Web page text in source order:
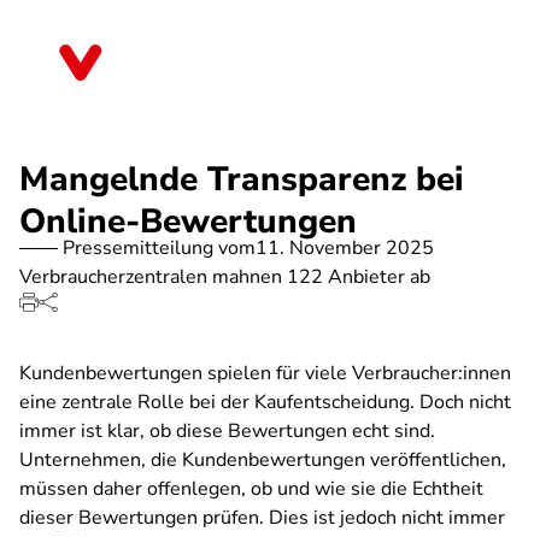
Mangelnde Transparenz bei
Online-Bewertungen
Pressemitteilung vom11. November 2025
Verbraucherzentralen mahnen 122 Anbieter ab
Kundenbewertungen spielen für viele Verbraucher:innen
eine zentrale Rolle bei der Kaufentscheidung. Doch nicht
immer ist klar, ob diese Bewertungen echt sind.
Unternehmen, die Kundenbewertungen veröffentlichen,
müssen daher offenlegen, ob und wie sie die Echtheit
dieser Bewertungen prüfen. Dies ist jedoch nicht immer